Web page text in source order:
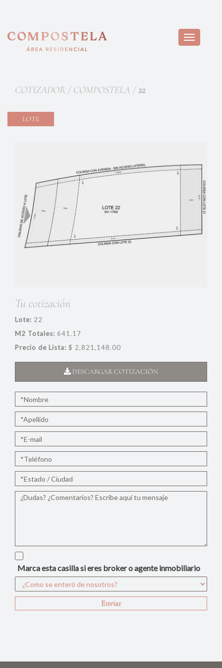
Toggle
navigation
COTIZADOR / COMPOSTELA /22
LOTE
Tu cotización
Lote: 22
M2 Totales: 641.17
Precio de Lista: $ 2,821,148.00
DESCARGAR COTIZACIÓN
Marca esta casilla si eres broker o agente inmobiliario
Enviar